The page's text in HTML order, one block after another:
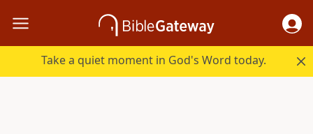
Take a quiet moment in God's Word today.